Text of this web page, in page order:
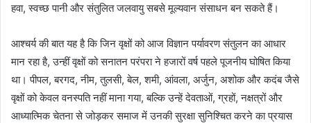
हवा, स्वच्छ पानी और संतुलित जलवायु सबसे मूल्यवान संसाधन बन सकते हैं।
आश्चर्य की बात यह है कि जिन वृक्षों को आज विज्ञान पर्यावरण संतुलन का आधार
मान रहा है, उन्हीं वृक्षों को सनातन परंपरा ने हजारों वर्ष पहले पूजनीय घोषित किया
था। पीपल, बरगद, नीम, तुलसी, बेल, शमी, आंवला, अर्जुन, अशोक और कदंब जैसे
वृक्षों को केवल वनस्पति नहीं माना गया, बल्कि उन्हें देवताओं, ग्रहों, नक्षत्रों और
आध्यात्मिक चेतना से जोड़कर समाज में उनकी सुरक्षा सुनिश्चित करने का प्रयास